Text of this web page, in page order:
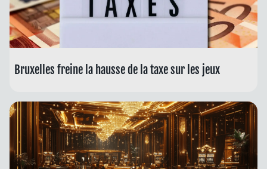
Bruxelles freine la hausse de la taxe sur les jeux